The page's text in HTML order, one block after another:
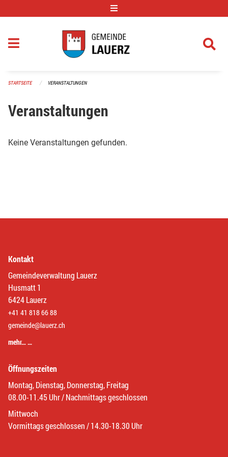
STARTSEITE VERANSTALTUNGEN
Veranstaltungen
Keine Veranstaltungen gefunden.
Kontakt
Gemeindeverwaltung Lauerz
Husmatt 1
6424 Lauerz
+41 41 818 66 88
gemeinde@lauerz.ch
mehr… …
Öffnungszeiten
Montag, Dienstag, Donnerstag, Freitag
08.00-11.45 Uhr / Nachmittags geschlossen
Mittwoch
Vormittags geschlossen / 14.30-18.30 Uhr